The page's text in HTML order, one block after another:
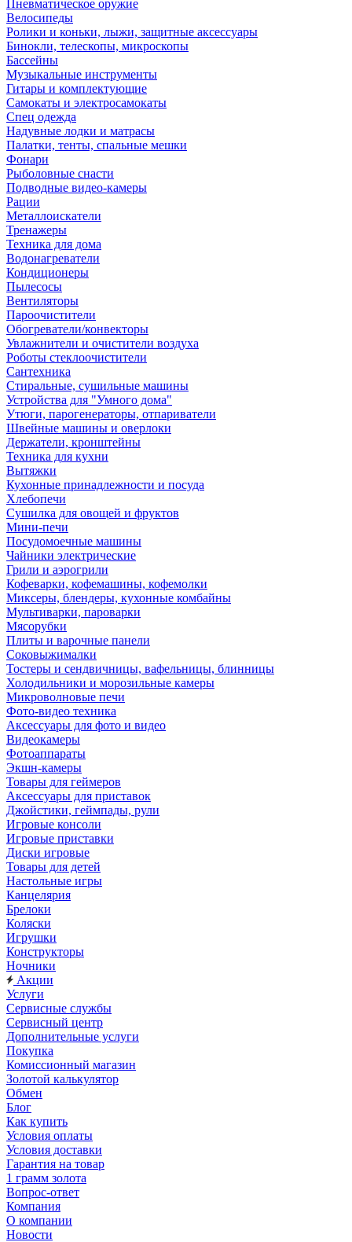
Пневматическое оружие
Велосипеды
Ролики и коньки, лыжи, защитные аксессуары
Бинокли, телескопы, микроскопы
Бассейны
Музыкальные инструменты
Гитары и комплектующие
Самокаты и электросамокаты
Спец одежда
Надувные лодки и матрасы
Палатки, тенты, спальные мешки
Фонари
Рыболовные снасти
Подводные видео-камеры
Рации
Металлоискатели
Тренажеры
Техника для дома
Водонагреватели
Кондиционеры
Пылесосы
Вентиляторы
Пароочистители
Обогреватели/конвекторы
Увлажнители и очистители воздуха
Роботы стеклоочистители
Сантехника
Стиральные, сушильные машины
Устройства для "Умного дома"
Утюги, парогенераторы, отпариватели
Швейные машины и оверлоки
Держатели, кронштейны
Техника для кухни
Вытяжки
Кухонные принадлежности и посуда
Хлебопечи
Сушилка для овощей и фруктов
Мини-печи
Посудомоечные машины
Чайники электрические
Грили и аэрогрили
Кофеварки, кофемашины, кофемолки
Миксеры, блендеры, кухонные комбайны
Мультиварки, пароварки
Мясорубки
Плиты и варочные панели
Соковыжималки
Тостеры и сендвичницы, вафельницы, блинницы
Холодильники и морозильные камеры
Микроволновые печи
Фото-видео техника
Аксессуары для фото и видео
Видеокамеры
Фотоаппараты
Экшн-камеры
Товары для геймеров
Аксессуары для приставок
Джойстики, геймпады, рули
Игровые консоли
Игровые приставки
Диски игровые
Товары для детей
Настольные игры
Канцелярия
Брелоки
Коляски
Игрушки
Конструкторы
Ночники
Акции
Услуги
Сервисные службы
Сервисный центр
Дополнительные услуги
Покупка
Комиссионный магазин
Золотой калькулятор
Обмен
Блог
Как купить
Условия оплаты
Условия доставки
Гарантия на товар
1 грамм золота
Вопрос-ответ
Компания
О компании
Новости